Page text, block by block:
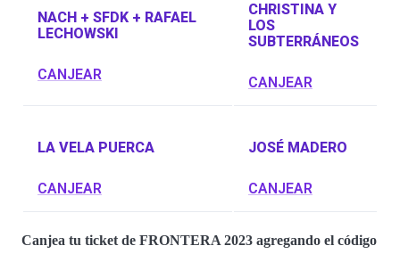
NACH + SFDK + RAFAEL
LECHOWSKI
CANJEAR
CHRISTINA Y
LOS
SUBTERRÁNEOS
CANJEAR
LA VELA PUERCA
CANJEAR
JOSÉ MADERO
CANJEAR
Canjea tu ticket de FRONTERA 2023 agregando el código